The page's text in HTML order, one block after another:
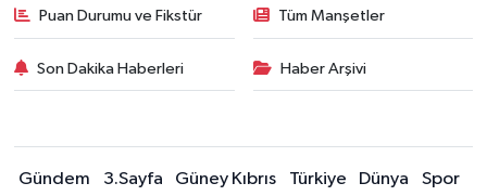
Puan Durumu ve Fikstür Tüm Manşetler
Son Dakika Haberleri Haber Arşivi
Gündem 3.Sayfa Güney Kıbrıs Türkiye Dünya
Spor